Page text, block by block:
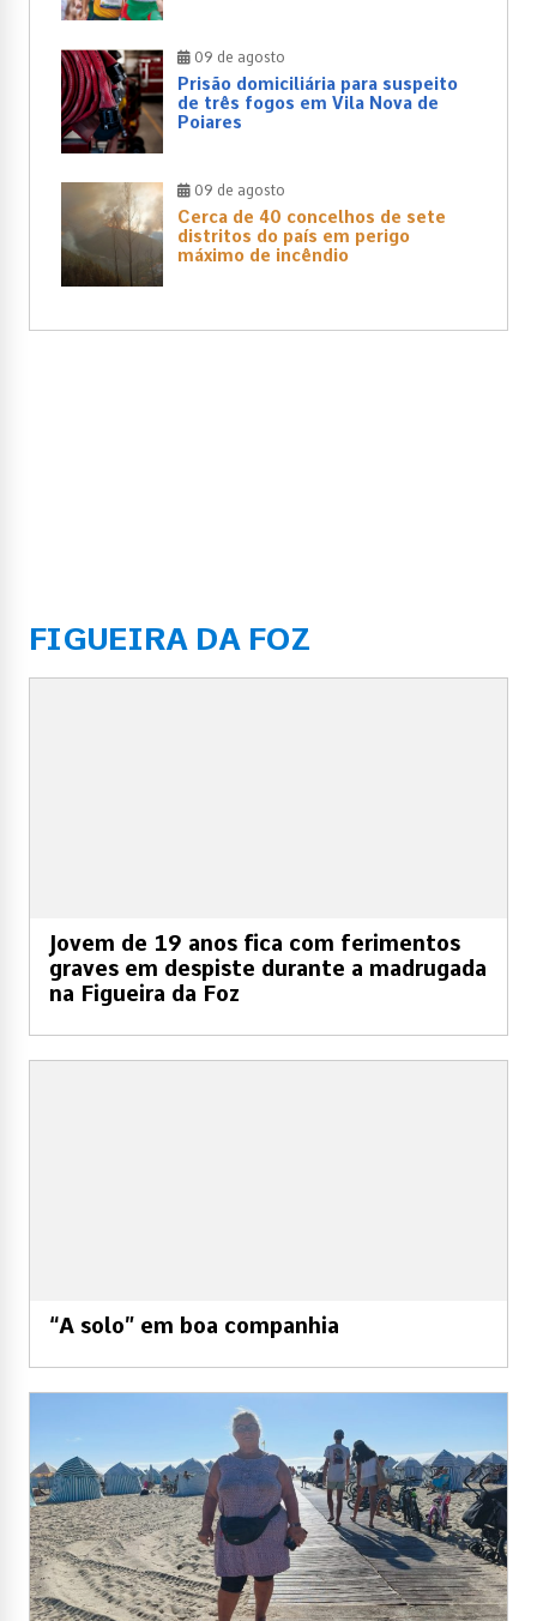
09 de agosto
Prisão domiciliária para suspeito
de três fogos em Vila Nova de
Poiares
09 de agosto
Cerca de 40 concelhos de sete
distritos do país em perigo
máximo de incêndio
FIGUEIRA DA FOZ
Jovem de 19 anos fica com ferimentos
graves em despiste durante a madrugada
na Figueira da Foz
“A solo” em boa companhia